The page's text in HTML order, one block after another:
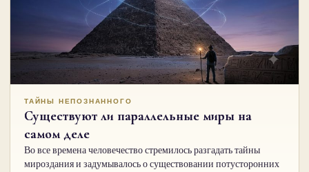
ТАЙНЫ НЕПОЗНАННОГО
Существуют ли параллельные миры на
самом деле
Во все времена человечество стремилось разгадать тайны
мироздания и задумывалось о существовании потусторонних